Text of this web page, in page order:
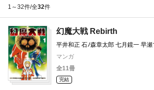
1～32件/全32件
幻魔大戦 Rebirth
平井和正 石ﾉ森章太郎 七月鏡一 早瀬
プロ
マンガ
全11冊
完結